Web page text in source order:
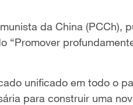
da China (PCCh),
“Promover
unificado em todo o
para construir uma